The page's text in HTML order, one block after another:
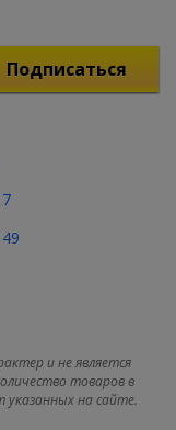
Подписаться
и не является
товаров в
на сайте.